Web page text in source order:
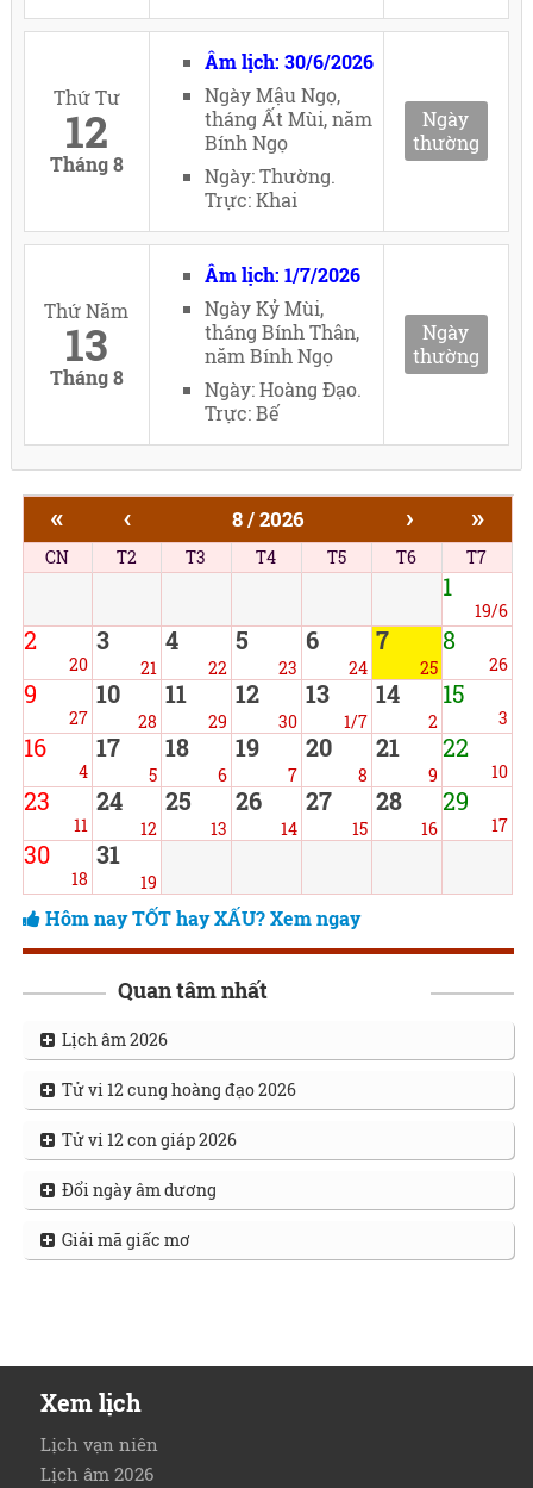
Thứ Tư
12
Tháng 8
Âm lịch: 30/6/2026
Ngày Mậu Ngọ,
tháng Ất Mùi, năm
Bính Ngọ
Ngày: Thường.
Trực: Khai
Ngày
thường
Thứ Năm
13
Tháng 8
Âm lịch: 1/7/2026
Ngày Kỷ Mùi,
tháng Bính Thân,
năm Bính Ngọ
Ngày: Hoàng Đạo.
Trực: Bế
Ngày
thường
« ‹ 8 / 2026 › »
CN T2 T3 T4 T5 T6 T7
1
19/6
2
20
3
21
4
22
5
23
6
24
7
25
8
26
9
27
10
28
11
29
12
30
13
1/7
14
2
15
3
16
4
17
5
18
6
19
7
20
8
21
9
22
10
23
11
24
12
25
13
26
14
27
15
28
16
29
17
30
18
31
19
Hôm nay TỐT hay XẤU? Xem ngay
Quan tâm nhất
Lịch âm 2026
Tử vi 12 cung hoàng đạo 2026
Tử vi 12 con giáp 2026
Đổi ngày âm dương
Giải mã giấc mơ
Xem lịch
Lịch vạn niên
Lịch âm 2026